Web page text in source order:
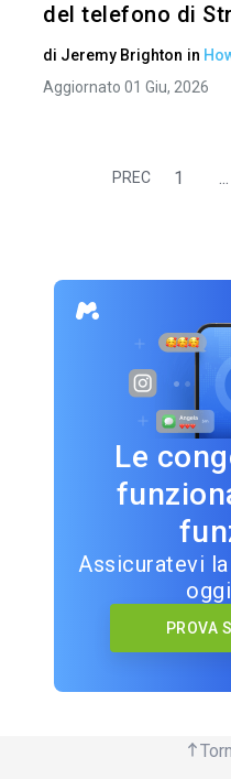
del telefono di
di Jeremy Brighton in
Aggiornato 01 Giu, 2026
PREC 1 ...
Le
Assicuratevi
PROVA